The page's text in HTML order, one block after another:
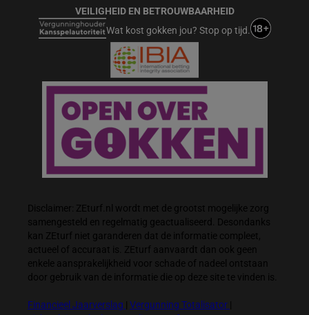
VEILIGHEID EN BETROUWBAARHEID
Wat kost gokken jou? Stop op tijd.
Disclaimer: ZEturf.nl wordt met de grootst mogelijke zorg
samengesteld en regelmatig geactualiseerd. Desondanks
kan ZEturf niet garanderen dat de informatie compleet,
actueel of accuraat is. ZEturf aanvaardt dan ook geen
enkele aansprakelijkheid voor schade of nadeel ontstaan
door gebruik van de informatie die op deze site te vinden is.
Financieel Jaarverslag Vergunning Totalisator